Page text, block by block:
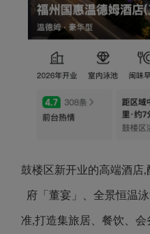
鼓楼区新开业的高端酒店
府「董宴」、全景恒温
准,打造集旅居、餐饮、